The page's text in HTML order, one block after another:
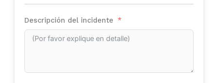
Descripción del incidente